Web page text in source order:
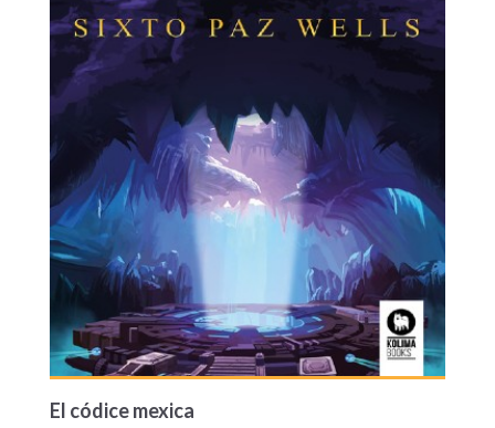
El códice mexica